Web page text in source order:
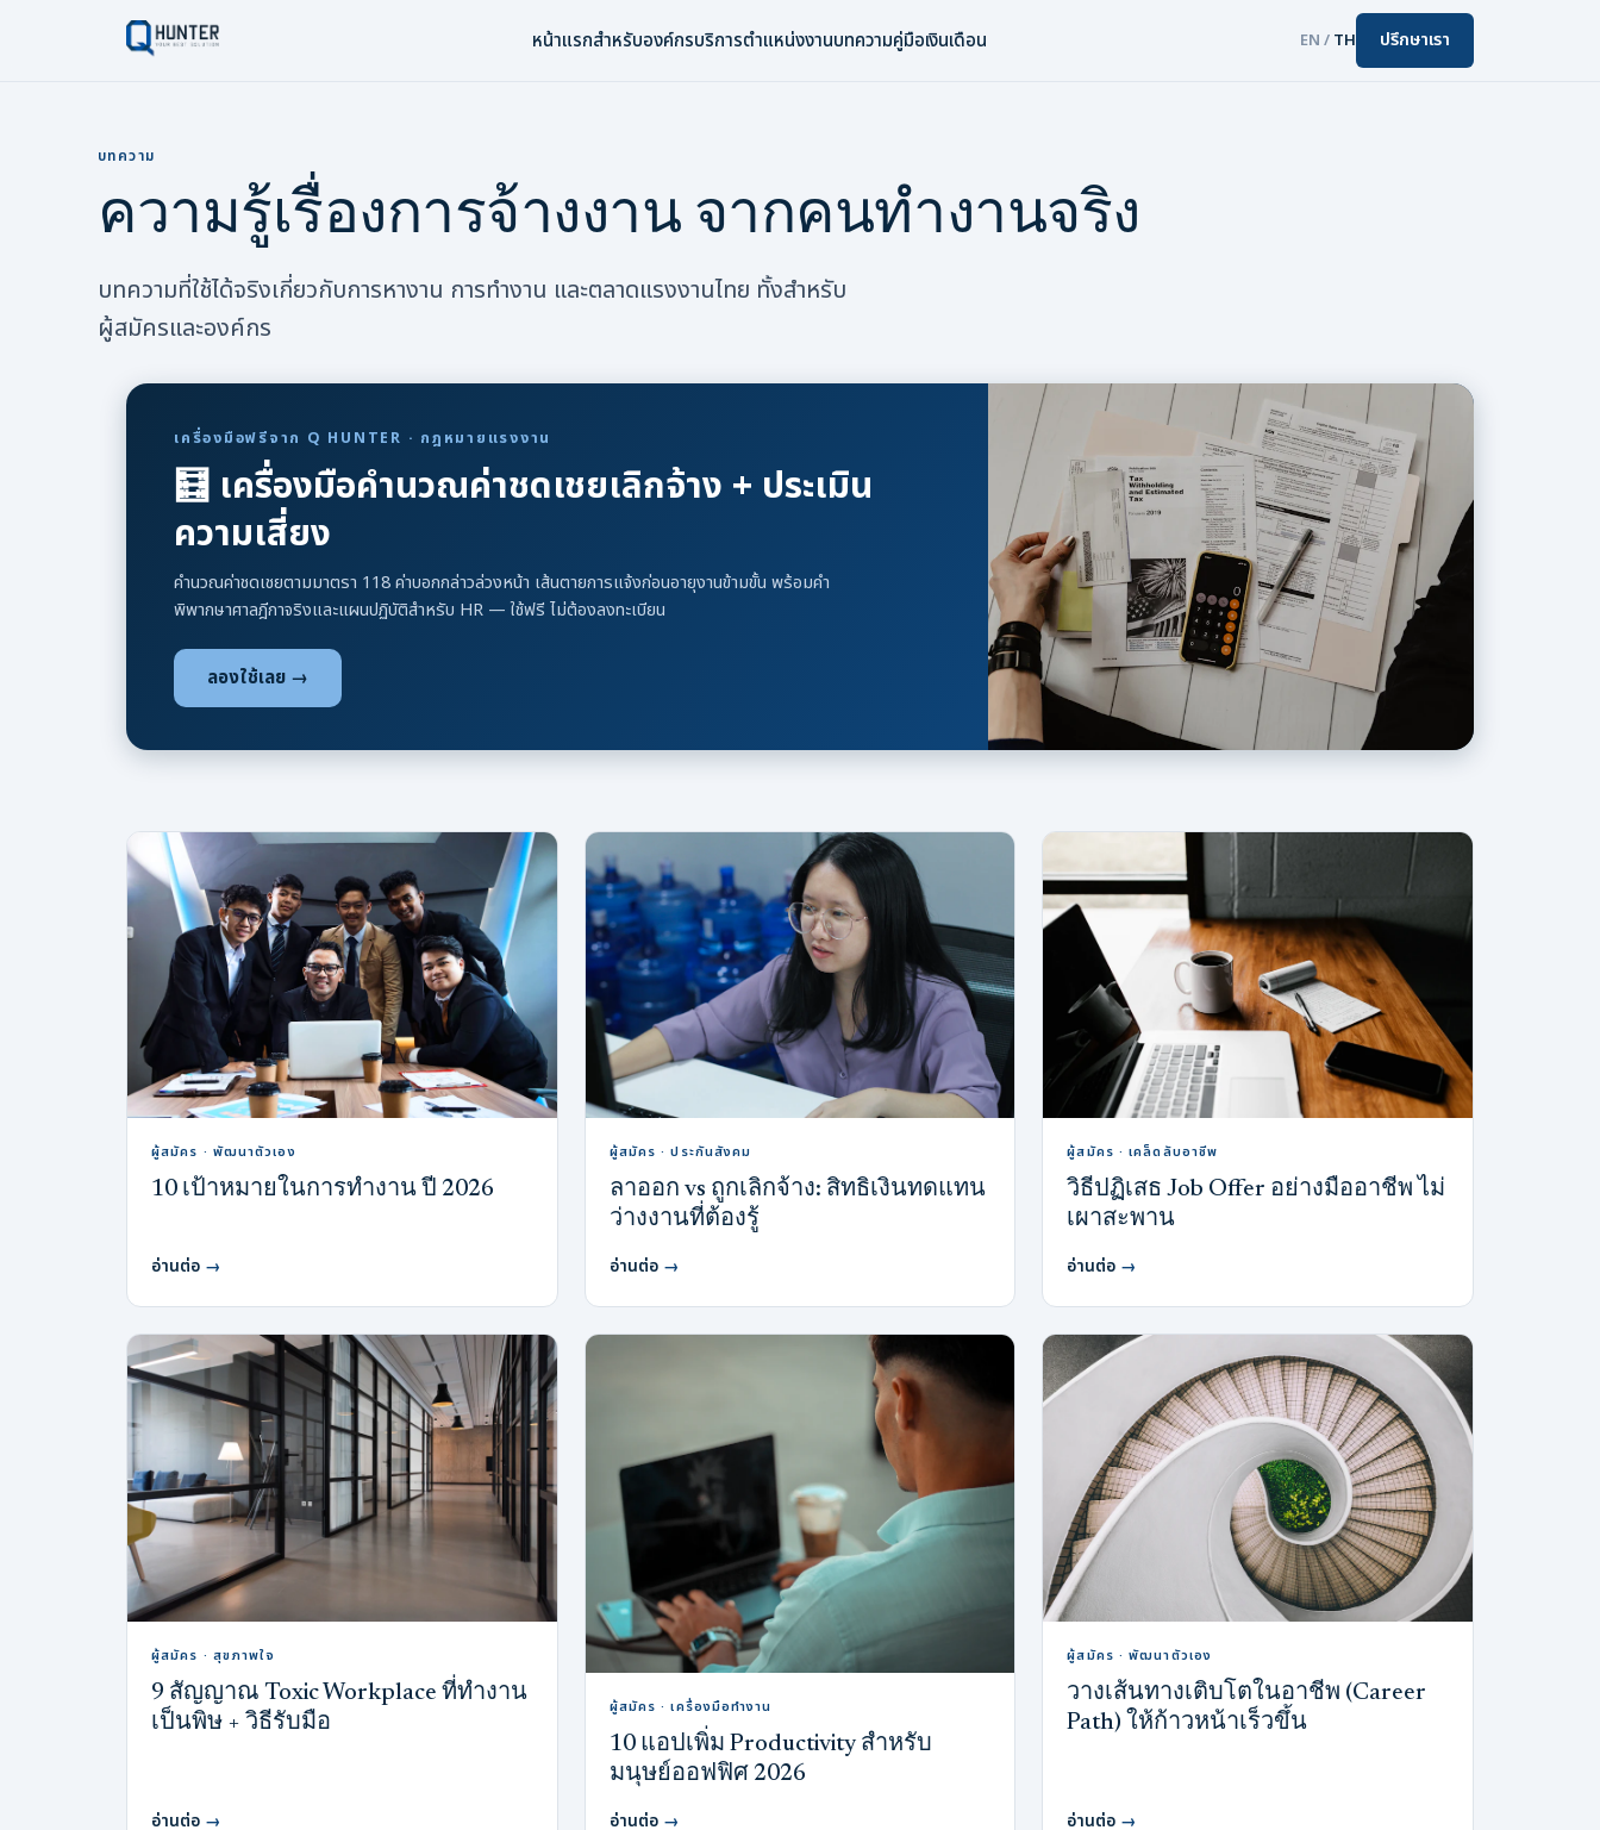
หน้าแรกสำหรับองค์กรบริการตำแหน่งงานบทความคู่มือเงินเดือน EN / TH ปรึกษาเรา
บทความ
ความรู้เรื่องการจ้างงาน จากคนทำงานจริง
บทความที่ใช้ได้จริงเกี่ยวกับการหางาน การทำงาน และตลาดแรงงานไทย ทั้งสำหรับ
ผู้สมัครและองค์กร
เครื่องมือฟรีจาก Q HUNTER · กฎหมายแรงงาน
🧮 เครื่องมือคำนวณค่าชดเชยเลิกจ้าง + ประเมิน
ความเสี่ยง
คำนวณค่าชดเชยตามมาตรา 118 ค่าบอกกล่าวล่วงหน้า เส้นตายการแจ้งก่อนอายุงานข้ามขั้น พร้อมคำ
พิพากษาศาลฎีกาจริงและแผนปฏิบัติสำหรับ HR — ใช้ฟรี ไม่ต้องลงทะเบียน
ลองใช้เลย →
ผู้สมัคร · พัฒนาตัวเอง
10 เป้าหมายในการทำงาน ปี 2026
อ่านต่อ →
ผู้สมัคร · ประกันสังคม
ลาออก vs ถูกเลิกจ้าง: สิทธิเงินทดแทน
ว่างงานที่ต้องรู้
อ่านต่อ →
ผู้สมัคร · เคล็ดลับอาชีพ
วิธีปฏิเสธ Job Offer อย่างมืออาชีพ ไม่
เผาสะพาน
อ่านต่อ →
ผู้สมัคร · สุขภาพใจ
9 สัญญาณ Toxic Workplace ที่ทำงาน
เป็นพิษ + วิธีรับมือ
อ่านต่อ →
ผู้สมัคร · เครื่องมือทำงาน
10 แอปเพิ่ม Productivity สำหรับ
มนุษย์ออฟฟิศ 2026
อ่านต่อ →
ผู้สมัคร · พัฒนาตัวเอง
วางเส้นทางเติบโตในอาชีพ (Career
Path) ให้ก้าวหน้าเร็วขึ้น
อ่านต่อ →